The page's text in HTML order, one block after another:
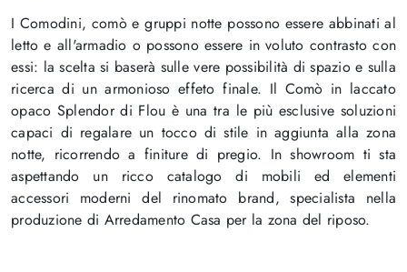
I Comodini, comò e gruppi notte possono essere abbinati al
letto e all'armadio o possono essere in voluto contrasto con
essi: la scelta si baserà sulle vere possibilità di spazio e sulla
ricerca di un armonioso effeto finale. Il Comò in laccato
opaco Splendor di Flou è una tra le più esclusive soluzioni
capaci di regalare un tocco di stile in aggiunta alla zona
notte, ricorrendo a finiture di pregio. In showroom ti sta
aspettando un ricco catalogo di mobili ed elementi
accessori moderni del rinomato brand, specialista nella
produzione di Arredamento Casa per la zona del riposo.